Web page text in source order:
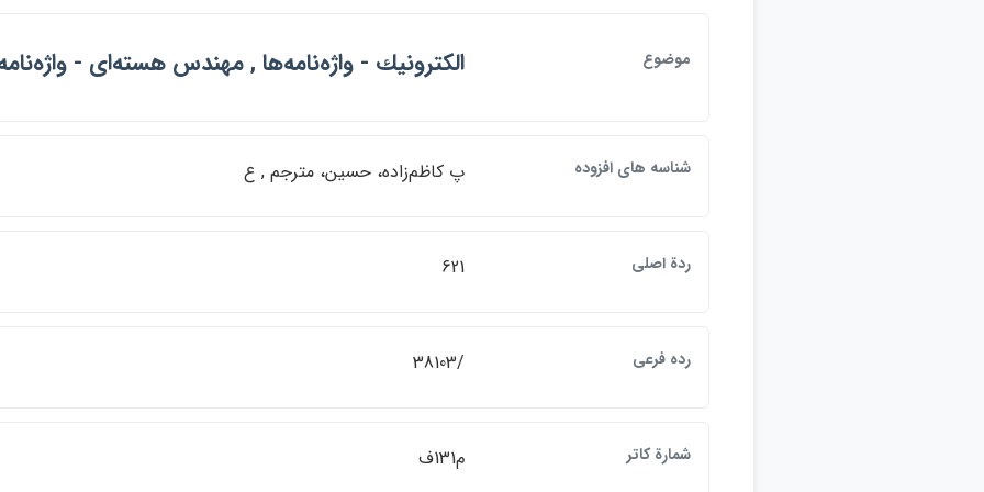
موضوع الكترونيك - واژه‌نامه‌ها , مهندس هسته‌اي -
شناسه هاي افزوده پ كاظم‌زاده، حسين، مترجم , ع
ردة اصلي 621
رده فرعي /38103
شمارة كاتر م131ف